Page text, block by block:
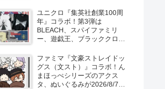
より新発売！第2弾は限定チョ
コレートなどが2026年10月？
再販売は？
ユニクロ『集英社創業100周
年』コラボ！第3弾は
BLEACH、スパイファミリ
ー、遊戯王、ブラッククロー
の半袖Tシャツが2026/8/7より
新発売！
ファミマ『文豪ストレイドッ
グス（文スト）』コラボ！ん
まほっぺシリーズのアクス
タ、ぬいぐるみが2026/8/7～